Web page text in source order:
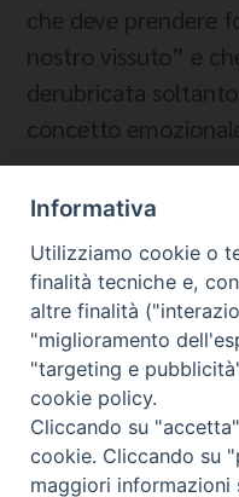
che deve prendere
nostro vissuto” e
derubricata
concetto
Temi:
MEDITERRANEO
Migrantes Online
Informativa
Utilizziamo cookie o
finalità tecniche e,
altre finalità
"miglioramento
"targeting e
cookie policy.
Cliccando su
cookie. Cliccando su
maggiori